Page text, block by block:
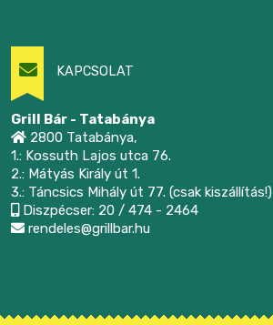
KAPCSOLAT
Grill Bár - Tatabánya
2800 Tatabánya,
1.: Kossuth Lajos utca 76.
2.: Mátyás Király út 1.
3.: Táncsics Mihály út 77. (csak kiszállítás!)
Diszpécser: 20 / 474 - 2464
rendeles@grillbar.hu